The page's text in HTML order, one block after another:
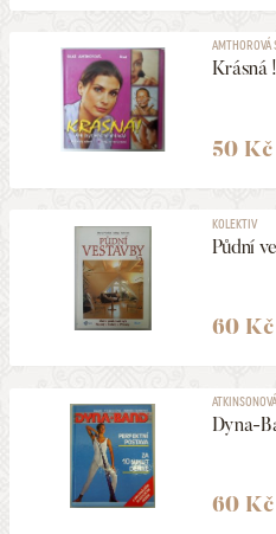
AMTHOROVÁ
Krásná
50 Kč
KOLEKTIV
Půdní
60 Kč
Dyna-
60 Kč